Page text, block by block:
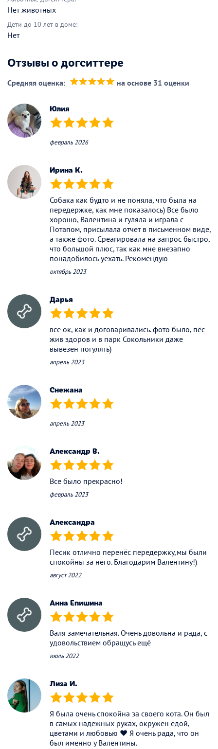
Нет животных
Дети до 10 лет в доме:
Нет
Отзывы о догситтере
Средняя оценка: на основе 31 оценки
Юлия
(*) (*) (*) (*) (*)
февраль 2026
Ирина К.
(*) (*) (*) (*) (*)
Собака как будто и не поняла, что была на
передержке, как мне показалось) Все было
хорошо, Валентина и гуляла и играла с
Потапом, присылала отчет в письменном виде,
а также фото. Среагировала на запрос быстро,
что большой плюс, так как мне внезапно
понадобилось уехать. Рекомендую
октябрь 2023
Дарья
(*) (*) (*) (*) (*)
все ок, как и договаривались. фото было, пёс
жив здоров и в парк Сокольники даже
вывезен погулять)
апрель 2023
Снежана
(*) (*) (*) (*) (*)
апрель 2023
Александр В.
(*) (*) (*) (*) (*)
Все было прекрасно!
февраль 2023
Александра
(*) (*) (*) (*) (*)
Песик отлично перенёс передержку,мы были
спокойны за него. Благодарим Валентину!)
август 2022
Анна Епишина
(*) (*) (*) (*) (*)
Валя замечательная. Очень довольна и рада, с
удовольствием обращусь ещё
июль 2022
Лиза И.
(*) (*) (*) (*) (*)
Я была очень спокойна за своего кота. Он был
в самых надежных руках, окружен едой,
цветами и любовью ❤️ Я очень рада, что он
был именно у Валентины.